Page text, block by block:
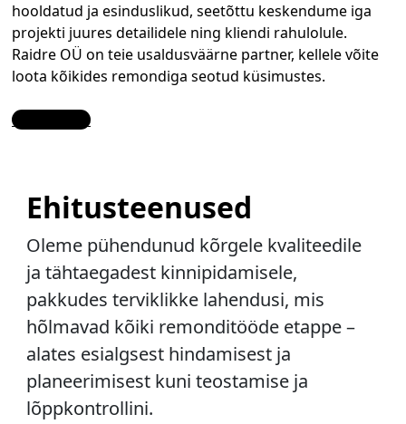
hooldatud ja esinduslikud, seetõttu keskendume iga
projekti juures detailidele ning kliendi rahulolule.
Raidre OÜ on teie usaldusväärne partner, kellele võite
loota kõikides remondiga seotud küsimustes.
Contact Us
Ehitusteenused
Oleme pühendunud kõrgele kvaliteedile
ja tähtaegadest kinnipidamisele,
pakkudes terviklikke lahendusi, mis
hõlmavad kõiki remonditööde etappe –
alates esialgsest hindamisest ja
planeerimisest kuni teostamise ja
lõppkontrollini.